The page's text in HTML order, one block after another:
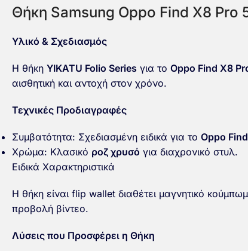
Θήκη Samsung Oppo Find X8 Pro
Υλικό & Σχεδιασμός
Η θήκη YIKATU Folio Series για το Oppo Find X8
αισθητική και αντοχή στον χρόνο.
Τεχνικές Προδιαγραφές
Συμβατότητα: Σχεδιασμένη ειδικά για το Oppo
Χρώμα: Κλασικό ροζ χρυσό για διαχρονικό στυλ.
Ειδικά Χαρακτηριστικά
Η θήκη είναι flip wallet διαθέτει μαγνητικό
προβολή βίντεο.
Λύσεις που Προσφέρει η Θήκη